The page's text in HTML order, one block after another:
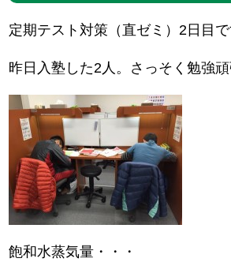
定期テスト対策（直ゼミ）2日目
昨日入塾した2人。さっそく勉強
飽和水蒸気量・・・